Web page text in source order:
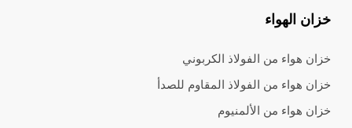
خزان الهواء
خزان هواء من الفولاذ الكربوني
خزان هواء من الفولاذ المقاوم للصدأ
خزان هواء من الألمنيوم